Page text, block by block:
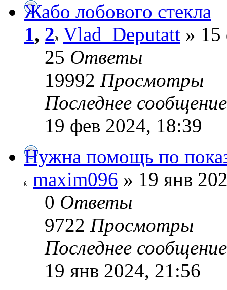
Жабо лобового стекла
1, 2 Vlad_Deputatt » 15
25 Ответы
19992 Просмотры
Последнее
19 фев 2024, 18:39
Нужна помощь по
maxim096 » 19 янв
0 Ответы
9722 Просмотры
Последнее
19 янв 2024, 21:56